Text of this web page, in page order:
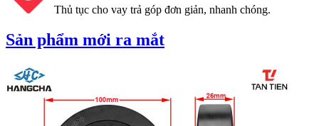
Thủ tục cho vay trả góp đơn giản, nhanh chóng.
Sản phẩm mới ra mắt